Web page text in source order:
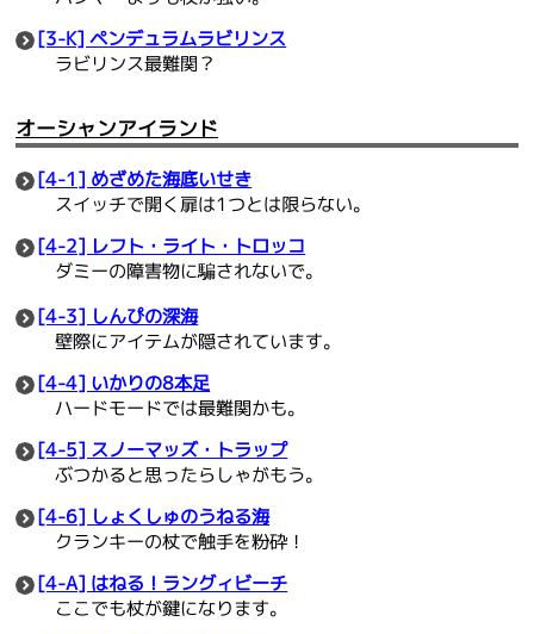
[3-K] ペンデュラムラビリンス
ラビリンス最難関？
オーシャンアイランド
[4-1] めざめた海底いせき
スイッチで開く扉は1つとは限らない。
[4-2] レフト・ライト・トロッコ
ダミーの障害物に騙されないで。
[4-3] しんぴの深海
壁際にアイテムが隠されています。
[4-4] いかりの8本足
ハードモードでは最難関かも。
[4-5] スノーマッズ・トラップ
ぶつかると思ったらしゃがもう。
[4-6] しょくしゅのうねる海
クランキーの杖で触手を粉砕！
[4-A] はねる！ラングィビーチ
ここでも杖が鍵になります。